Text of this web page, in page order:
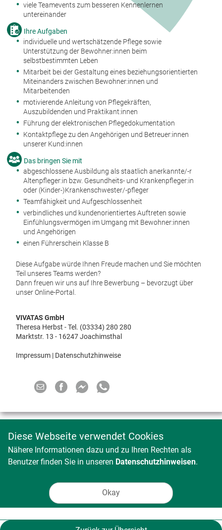
viele Teamevents zum besseren Kennenlernen
untereinander
Ihre Aufgaben
individuelle und wertschätzende Pflege sowie
Unterstützung der Bewohner:innen beim
selbstbestimmten Leben
Mitarbeit bei der Gestaltung eines beziehungsorientierten
Miteinanders zwischen Bewohner:innen und
Mitarbeitenden
motivierende Anleitung von Pflegekräften,
Auszubildenden und Praktikant:innen
Führung der elektronischen Pflegedokumentation
Kontaktpflege zu den Angehörigen und Betreuer:innen
unserer Kund:innen
Das bringen Sie mit
abgeschlossene Ausbildung als staatlich anerkannte/-r
Altenpfleger:in bzw. Gesundheits- und Krankenpfleger:in
oder (Kinder-)Krankenschwester/-pfleger
Teamfähigkeit und Aufgeschlossenheit
verbindliches und kundenorientiertes Auftreten sowie
Einfühlungsvermögen im Umgang mit Bewohner:innen
und Angehörigen
einen Führerschein Klasse B
Diese Aufgabe würde Ihnen Freude machen und Sie möchten
Teil unseres Teams werden?
Dann freuen wir uns auf Ihre Bewerbung – bevorzugt über
unser Online-Portal.
VIVATAS GmbH
Theresa Herbst - Tel. (03334) 280 280
Marktstr. 13 - 16247 Joachimsthal
Impressum | Datenschutzhinweise
Diese Webseite verwendet Cookies
Nähere Informationen dazu und zu Ihren Rechten als
Benutzer finden Sie in unseren Datenschutzhinweisen.
Okay